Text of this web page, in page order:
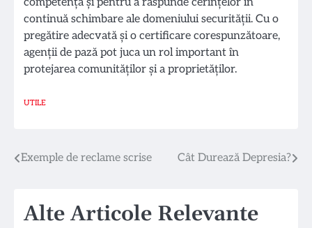
continuă schimbare ale domeniului securității. Cu o
pregătire adecvată și o certificare corespunzătoare,
agenții de pază pot juca un rol important în
protejarea comunităților și a proprietăților.
UTILE
Navigare
articole
Exemple de reclame scrise Cât Durează Depresia?
Alte Articole Relevante